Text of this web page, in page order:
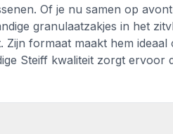
Of je nu samen op
granulaatzakjes in het
Zijn formaat maakt hem
Steiff kwaliteit zorgt ervoor